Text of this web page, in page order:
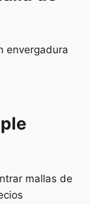
envergadura
mallas de